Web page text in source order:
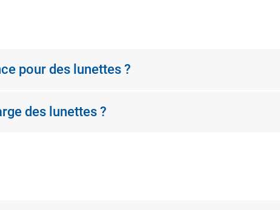
pour des lunettes ?
des lunettes ?